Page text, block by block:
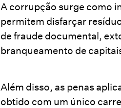
A corrupção surge como
permitem disfarçar
de fraude documental,
branqueamento de
Além disso, as penas
obtido com um único